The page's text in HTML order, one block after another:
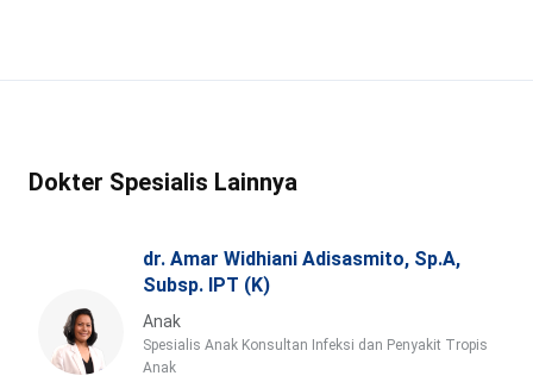
Dokter Spesialis Lainnya
dr. Amar Widhiani Adisasmito, Sp.A,
Subsp. IPT (K)
Anak
Spesialis Anak Konsultan Infeksi dan Penyakit Tropis
Anak